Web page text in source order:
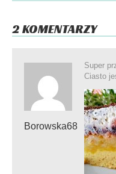
2 KOMENTARZY
Borowska68
Super
Ciasto